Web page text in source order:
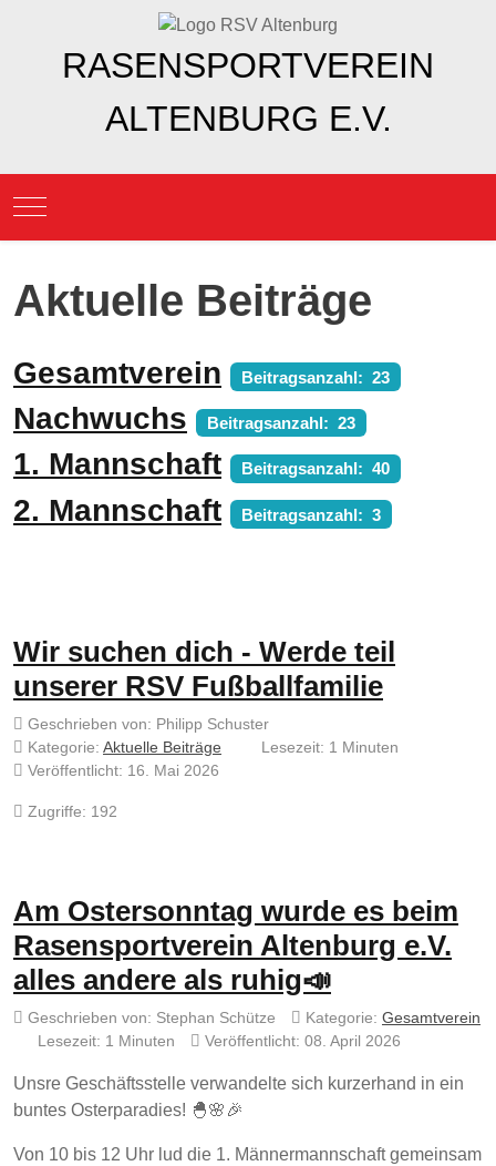
RASENSPORTVEREIN
ALTENBURG E.V.
Mobile Menu Toggle
Aktuelle Beiträge
Gesamtverein Beitragsanzahl: 23
Nachwuchs Beitragsanzahl: 23
1. Mannschaft Beitragsanzahl: 40
2. Mannschaft Beitragsanzahl: 3
Wir suchen dich - Werde teil
unserer RSV Fußballfamilie
Geschrieben von: Philipp Schuster
Kategorie: Aktuelle Beiträge
Lesezeit: 1 Minuten
Veröffentlicht: 16. Mai 2026
Zugriffe: 192
Am Ostersonntag wurde es beim
Rasensportverein Altenburg e.V.
alles andere als ruhig📣
Geschrieben von: Stephan Schütze Kategorie: Gesamtverein
Lesezeit: 1 Minuten
Veröffentlicht: 08. April 2026
Unsre Geschäftsstelle verwandelte sich kurzerhand in ein
buntes Osterparadies! 🐣🌸🎉
Von 10 bis 12 Uhr lud die 1. Männermannschaft gemeinsam